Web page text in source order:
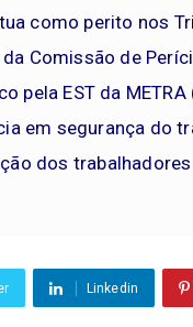
como perito nos
Comissão de
pela EST da
em segurança do
dos
Linkedin